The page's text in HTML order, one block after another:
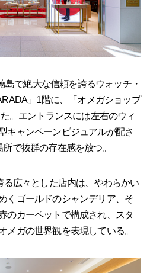
島で絶大な信頼を誇るウォッチ・
」1階に、「オメガショップ
。エントランスには左右のウィ
キャンペーンビジュアルが配さ
で抜群の存在感を放つ。
広々とした店内は、やわらかい
くゴールドのシャンデリア、そ
のカーペットで構成され、スタ
メガの世界観を表現している。